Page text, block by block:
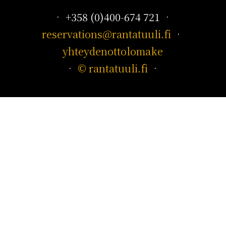
• +358 (0)400-674 721 •
reservations@rantatuuli.fi •
yhteydenottolomake
• © rantatuuli.fi •